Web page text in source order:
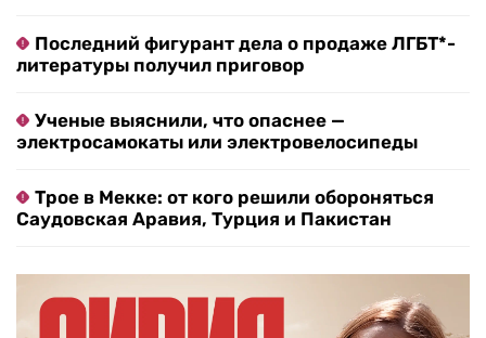
Последний фигурант дела о продаже ЛГБТ*-
литературы получил приговор
Ученые выяснили, что опаснее —
электросамокаты или электровелосипеды
Трое в Мекке: от кого решили обороняться
Саудовская Аравия, Турция и Пакистан